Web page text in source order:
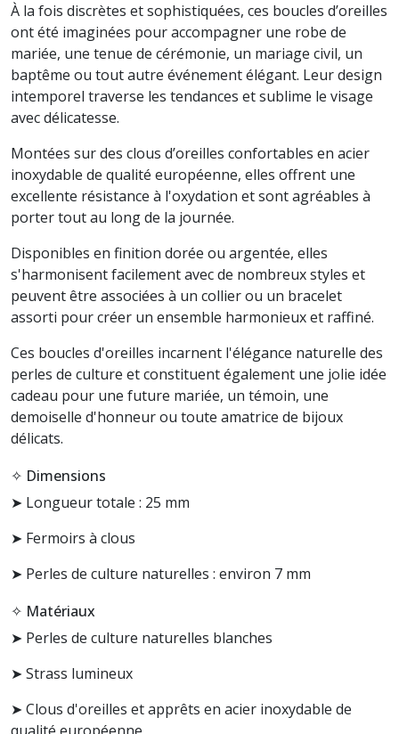
À la fois discrètes et sophistiquées, ces boucles d’oreilles
ont été imaginées pour accompagner une robe de
mariée, une tenue de cérémonie, un mariage civil, un
baptême ou tout autre événement élégant. Leur design
intemporel traverse les tendances et sublime le visage
avec délicatesse.
Montées sur des clous d’oreilles confortables en acier
inoxydable de qualité européenne, elles offrent une
excellente résistance à l'oxydation et sont agréables à
porter tout au long de la journée.
Disponibles en finition dorée ou argentée, elles
s'harmonisent facilement avec de nombreux styles et
peuvent être associées à un collier ou un bracelet
assorti pour créer un ensemble harmonieux et raffiné.
Ces boucles d'oreilles incarnent l'élégance naturelle des
perles de culture et constituent également une jolie idée
cadeau pour une future mariée, un témoin, une
demoiselle d'honneur ou toute amatrice de bijoux
délicats.
✧ Dimensions
➤ Longueur totale : 25 mm
➤ Fermoirs à clous
➤ Perles de culture naturelles : environ 7 mm
✧ Matériaux
➤ Perles de culture naturelles blanches
➤ Strass lumineux
➤ Clous d'oreilles et apprêts en acier inoxydable de